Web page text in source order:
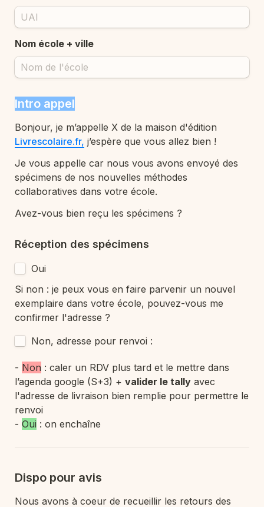
Nom école + ville
Intro appel
Livrescolaire.fr, j’espère que vous allez bien !
Je vous appelle car nous vous avons envoyé des
spécimens de nos nouvelles méthodes
collaboratives dans votre école.
Avez-vous bien reçu les spécimens ?
Réception des spécimens
Oui
Si non : je peux vous en faire parvenir un nouvel
exemplaire dans votre école, pouvez-vous me
confirmer l'adresse ?
Non, adresse pour renvoi :
- Non : caler un RDV plus tard et le mettre dans
l’agenda google (S+3) + valider le tally avec
l'adresse de livraison bien remplie pour permettre le
renvoi
- Oui : on enchaîne
Dispo pour avis
Nous avons à coeur de recueillir les retours des